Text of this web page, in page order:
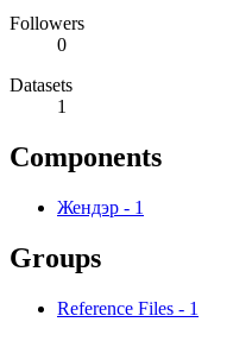
Followers
0
Datasets
1
Components
Жендэр - 1
Groups
Reference Files - 1